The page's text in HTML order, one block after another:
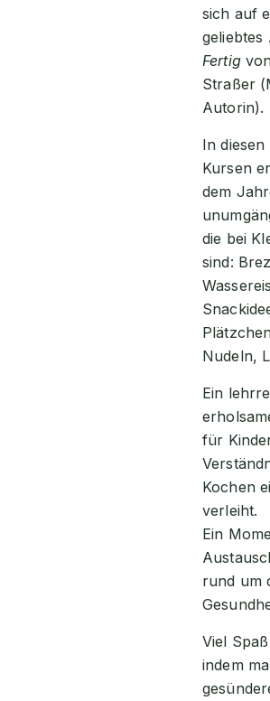
sich auf
geliebtes
Fertig
Straßer
Autorin).
In
Kursen
dem
die bei
sind:
Nudeln,
Ein
für
Kochen
verleiht.
Ein
rund um
Viel
indem